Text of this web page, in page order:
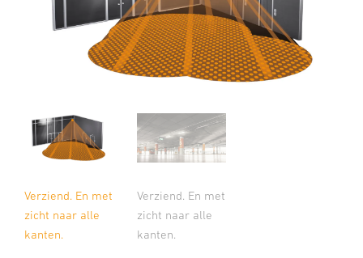
Verziend. En met
zicht naar alle
kanten.
Verziend. En met
zicht naar alle
kanten.